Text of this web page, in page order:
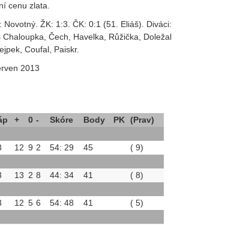
cenu zlata.
ŽK: 1:3. ČK: 0:1 (51. Eliáš). Diváci:
Chaloupka, Čech, Havelka, Růžička, Doležal
Coufal, Paiskr.
2013
+ 0 - Skóre Body PK (Prav)
12 9 2 54: 29 45 ( 9)
13 2 8 44: 34 41 ( 8)
12 5 6 54: 48 41 ( 5)